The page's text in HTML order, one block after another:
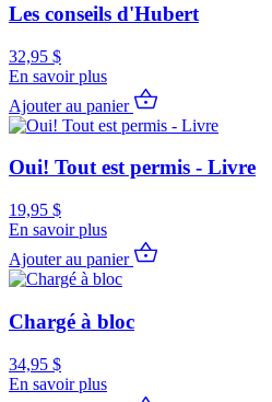
Les conseils d'Hubert
32,95 $
En savoir plus
Ajouter au panier
Oui! Tout est permis - Livre
19,95 $
En savoir plus
Ajouter au panier
Chargé à bloc
34,95 $
En savoir plus